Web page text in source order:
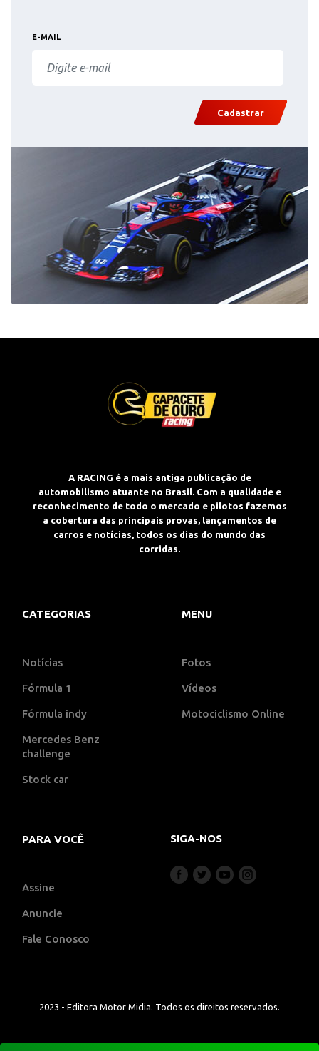
E-MAIL
Cadastrar
A RACING é a mais antiga publicação de
automobilismo atuante no Brasil. Com a qualidade e
reconhecimento de todo o mercado e pilotos fazemos
a cobertura das principais provas, lançamentos de
carros e notícias, todos os dias do mundo das
corridas.
CATEGORIAS
Notícias
Fórmula 1
Fórmula indy
Mercedes Benz
challenge
Stock car
MENU
Fotos
Vídeos
Motociclismo Online
PARA VOCÊ
Assine
Anuncie
Fale Conosco
SIGA-NOS
2023 - Editora Motor Midia. Todos os direitos reservados.